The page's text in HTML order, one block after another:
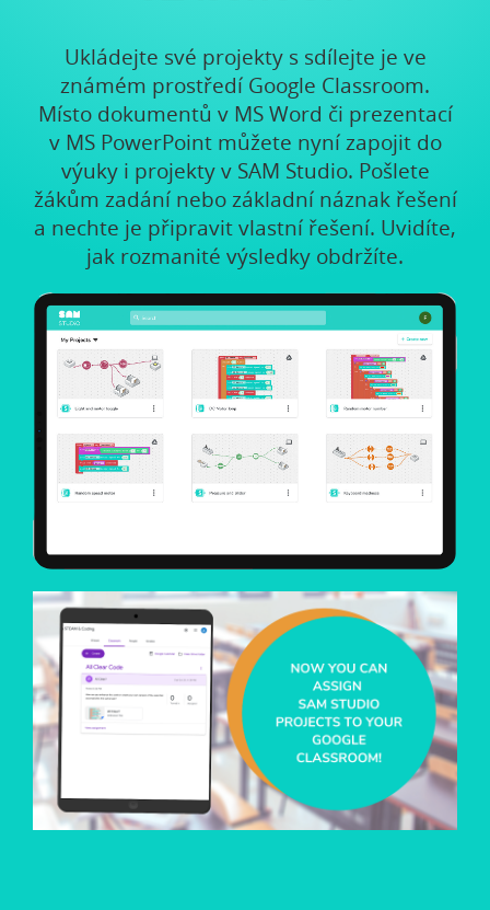
Ukládejte své projekty s sdílejte je ve
známém prostředí Google Classroom.
Místo dokumentů v MS Word či prezentací
v MS PowerPoint můžete nyní zapojit do
výuky i projekty v SAM Studio. Pošlete
žákům zadání nebo základní náznak řešení
a nechte je připravit vlastní řešení. Uvidíte,
jak rozmanité výsledky obdržíte.